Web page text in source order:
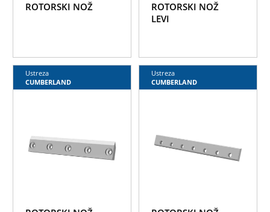
ROTORSKI NOŽ
ROTORSKI NOŽ
LEVI
Ustreza
CUMBERLAND
Ustreza
CUMBERLAND